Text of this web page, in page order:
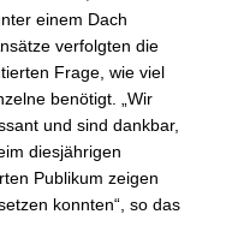
einem Dach
verfolgten die
Frage, wie viel
benötigt. „Wir
und sind dankbar,
diesjährigen
Publikum zeigen
konnten“, so das